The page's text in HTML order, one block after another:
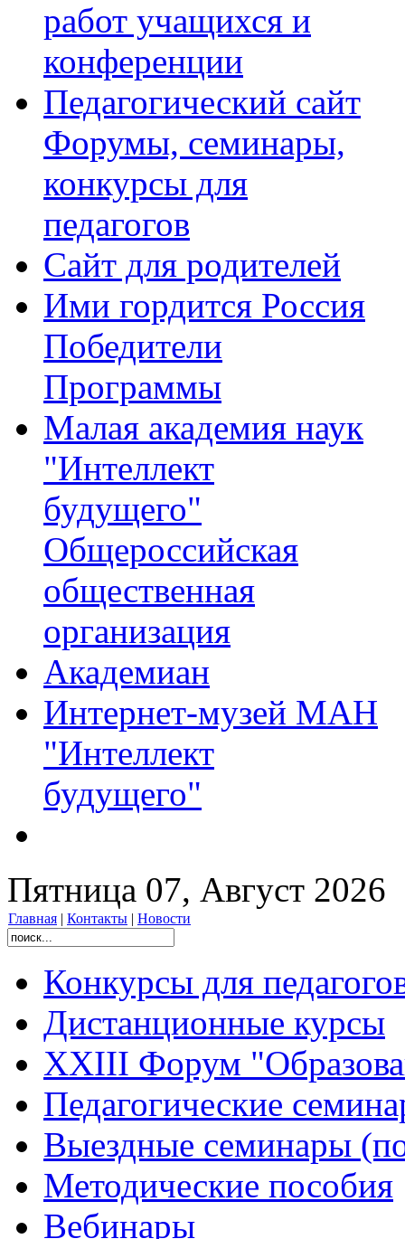
работ учащихся и
конференции
Педагогический сайт
Форумы, семинары,
конкурсы для
педагогов
Сайт для родителей
Ими гордится Россия
Победители
Программы
Малая академия наук
"Интеллект
будущего"
Общероссийская
общественная
организация
Академиан
Интернет-музей МАН
"Интеллект
будущего"
Пятница 07, Август 2026
Главная | Контакты | Новости
Конкурсы для
Дистанционные курсы
XXIII Форум
Педагогические
Выездные семинары
Методические пособия
Вебинары